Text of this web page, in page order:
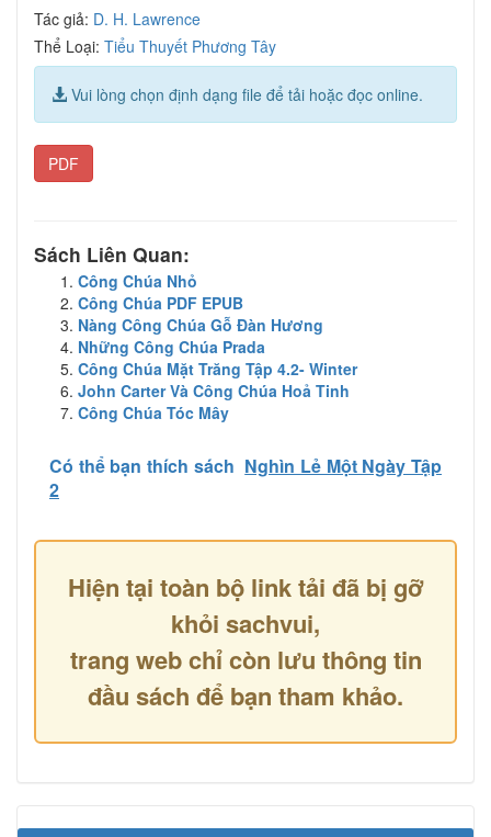
Tác giả: D. H. Lawrence
Thể Loại: Tiểu Thuyết Phương Tây
Vui lòng chọn định dạng file để tải hoặc đọc online.
PDF
Sách Liên Quan:
Công Chúa Nhỏ
Công Chúa PDF EPUB
Nàng Công Chúa Gỗ Đàn Hương
Những Công Chúa Prada
Công Chúa Mặt Trăng Tập 4.2- Winter
John Carter Và Công Chúa Hoả Tinh
Công Chúa Tóc Mây
Có thể bạn thích sách Nghìn Lẻ Một Ngày Tập
2
Hiện tại toàn bộ link tải đã bị gỡ
khỏi sachvui,
trang web chỉ còn lưu thông tin
đầu sách để bạn tham khảo.